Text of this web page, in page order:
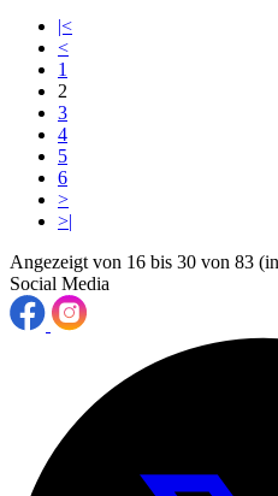
|<
<
1
2
3
4
5
6
>
>|
Angezeigt von 16 bis 30 von 83
Social Media